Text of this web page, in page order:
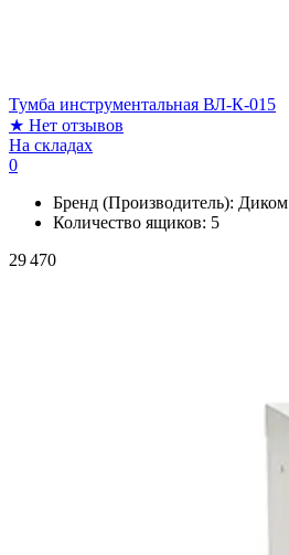
Тумба инструментальная ВЛ-К-015
★ Нет отзывов
На складах
0
Бренд (Производитель): Диком
Количество ящиков: 5
29 470